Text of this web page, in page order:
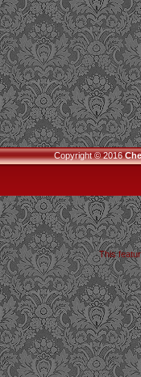
Copyright © 2016
This